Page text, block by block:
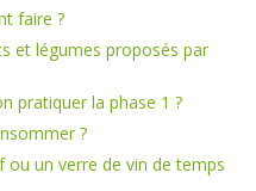
faire ?
et légumes proposés par
pratiquer la phase 1 ?
?
ou un verre de vin de temps